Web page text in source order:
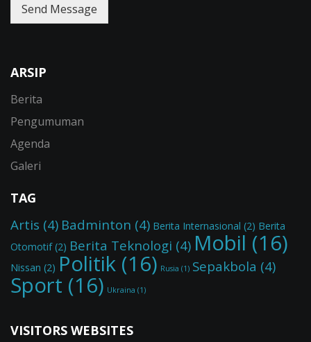
Send Message
ARSIP
Berita
Pengumuman
Agenda
Galeri
TAG
Artis (4) Badminton (4) Berita Internasional (2) Berita
Otomotif(2) Berita Teknologi (4) Mobil (16)
Nissan (2) Politik (16) Rusia (1) Sepakbola (4)
Sport (16) Ukraina (1)
VISITORS WEBSITES